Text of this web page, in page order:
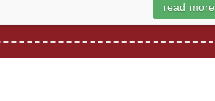
read more